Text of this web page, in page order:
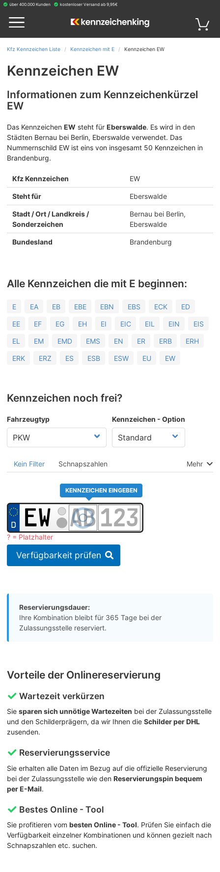
über 400.000 Kunden kostenloser Versand ab 9,95€
Kfz Kennzeichen Liste Kennzeichen mit E Kennzeichen EW
Kennzeichen EW
Informationen zum Kennzeichenkürzel
EW
Das Kennzeichen EW steht für Eberswalde. Es wird in den
Städten Bernau bei Berlin, Eberswalde verwendet. Das
Nummernschild EW ist eins von insgesamt 50 Kennzeichen in
Brandenburg.
Kfz Kennzeichen EW
Steht für Eberswalde
Stadt / Ort / Landkreis /
Sonderzeichen
Bernau bei Berlin,
Eberswalde
Bundesland Brandenburg
Alle Kennzeichen die mit E beginnen:
E EA EB EBE EBN EBS ECK ED
EE EF EG EH EI EIC EIL EIN EIS
EL EM EMD EMS EN ER ERB ERH
ERK ERZ ES ESB ESW EU EW
Kennzeichen noch frei?
Fahrzeugtyp Kennzeichen - Option
Kein Filter Schnapszahlen Mehr
KENNZEICHEN EINGEBEN
? = Platzhalter
Verfügbarkeit prüfen
Reservierungsdauer:
Ihre Kombination bleibt für 365 Tage bei der
Zulassungsstelle reserviert.
Vorteile der Onlinereservierung
Wartezeit verkürzen
Sie sparen sich unnötige Wartezeiten bei der Zulassungsstelle
und den Schilderprägern, da wir Ihnen die Schilder per DHL
zusenden.
Reservierungsservice
Sie erhalten alle Daten im Bezug auf die offizielle Reservierung
bei der Zulassungsstelle wie den Reservierungspin bequem
per E-Mail.
Bestes Online - Tool
Sie profitieren vom besten Online - Tool. Prüfen Sie einfach die
Verfügbarkeit einzelner Kombinationen und können gezielt nach
Schnapszahlen etc. suchen.